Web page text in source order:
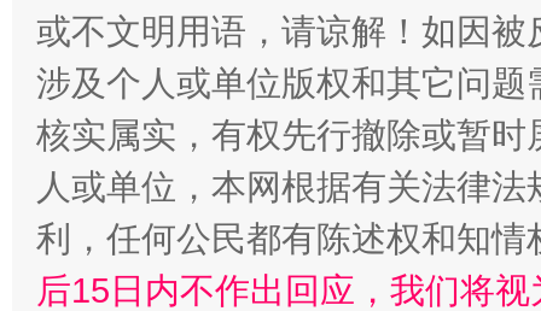
网上购药对药下症？
或不文明用语，请谅解！如因
涉及个人或单位版权和其它问题
核实属实，有权先行撤除或暂
人或单位，本网根据有关法律
利，任何公民都有陈述权和知情
后15日内不作出回应，我们将